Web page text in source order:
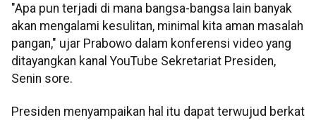
"Apa pun terjadi di mana bangsa-bangsa lain banyak
akan mengalami kesulitan, minimal kita aman masalah
pangan," ujar Prabowo dalam konferensi video yang
ditayangkan kanal YouTube Sekretariat Presiden,
Senin sore.
Presiden menyampaikan hal itu dapat terwujud berkat